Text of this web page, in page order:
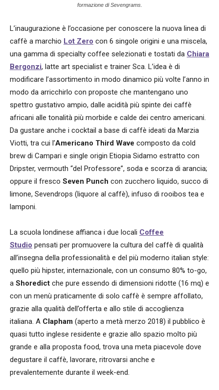
formazione di Sevengrams.
L’inaugurazione è l’occasione per conoscere la nuova linea di
caffè a marchio Lot Zero con 6 singole origini e una miscela,
una gamma di specialty coffee selezionati e tostati da Chiara
Bergonzi, latte art specialist e trainer Sca. L’idea è di
modificare l’assortimento in modo dinamico più volte l’anno in
modo da arricchirlo con proposte che mantengano uno
spettro gustativo ampio, dalle acidità più spinte dei caffè
africani alle tonalità più morbide e calde dei centro americani.
Da gustare anche i cocktail a base di caffè ideati da Marzia
Viotti, tra cui l’Americano Third Wave composto da cold
brew di Campari e single origin Etiopia Sidamo estratto con
Dripster, vermouth “del Professore”, soda e scorza di arancia;
oppure il fresco Seven Punch con zucchero liquido, succo di
limone, Sevendrops (liquore al caffè), infuso di rooibos tea e
lamponi.
La scuola londinese affianca i due locali Coffee
Studio pensati per promuovere la cultura del caffè di qualità
all’insegna della professionalità e del più moderno italian style:
quello più hipster, internazionale, con un consumo 80% to-go,
a Shoredict che pure essendo di dimensioni ridotte (16 mq) e
con un menù praticamente di solo caffè è sempre affollato,
grazie alla qualità dell’offerta e allo stile di accoglienza
italiana. A Clapham (aperto a metà merzo 2018) il pubblico è
quasi tutto inglese residente e grazie allo spazio molto più
grande e alla proposta food, trova una meta piacevole dove
degustare il caffè, lavorare, ritrovarsi anche e
prevalentemente durante il week-end.